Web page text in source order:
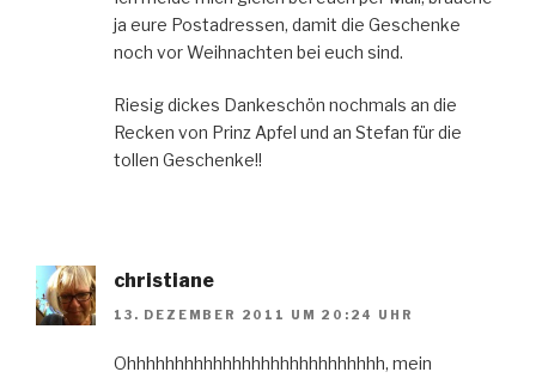
ja eure Postadressen, damit die Geschenke
noch vor Weihnachten bei euch sind.
Riesig dickes Dankeschön nochmals an die
Recken von Prinz Apfel und an Stefan für die
tollen Geschenke!!
christiane
13. DEZEMBER 2011 UM 20:24 UHR
Ohhhhhhhhhhhhhhhhhhhhhhhhhhh, mein